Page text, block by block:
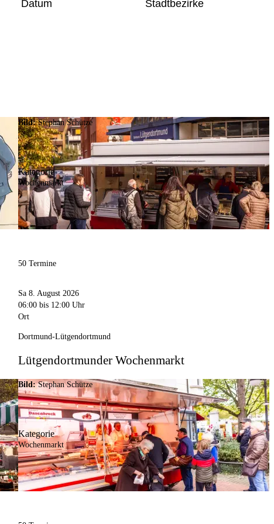
Datum Stadtbezirke
Bild:Stephan Schütze
Kategorie
Wochenmarkt
50 Termine
Sa 8. August 2026
06:00bis 12:00 Uhr
Ort
Dortmund-Lütgendortmund
Lütgendortmunder Wochenmarkt
Bild:Stephan Schütze
Kategorie
Wochenmarkt